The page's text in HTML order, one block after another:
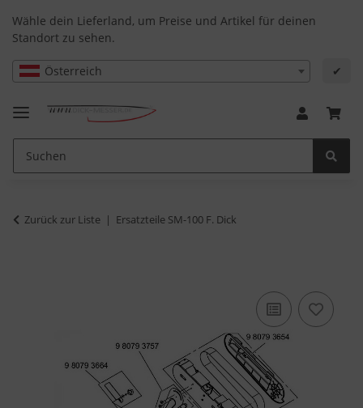
Wähle dein Lieferland, um Preise und Artikel für deinen
Standort zu sehen.
Österreich ✔
Zurück zur Liste Ersatzteile SM-100 F. Dick